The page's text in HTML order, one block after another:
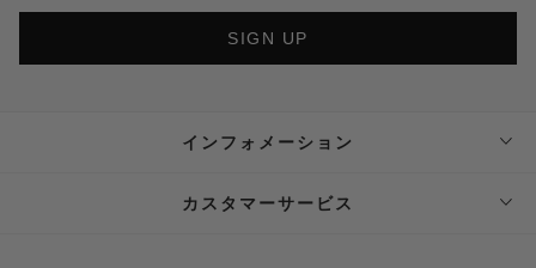
SIGN UP
インフォメーション
ABOUT SUPPLIER
カスタマーサービス